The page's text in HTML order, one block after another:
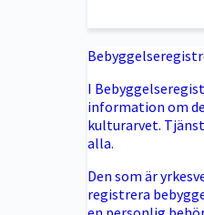
I
information om
kulturarvet.
alla.
Den som är
registrera